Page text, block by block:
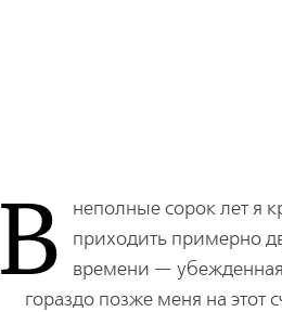
В
неполные сорок лет я
приходить примерно
времени — убежденная
гораздо позже меня на